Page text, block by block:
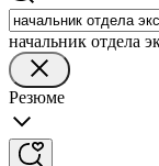
начальник отдела
Резюме